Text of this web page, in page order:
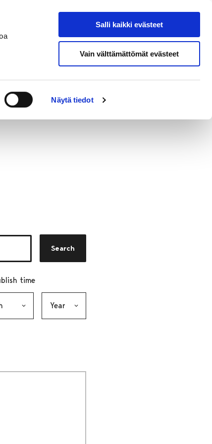
Näytä tiedot
Salli kaikki evästeet
Vain välttämättömät evästeet
Search from site
Search
time